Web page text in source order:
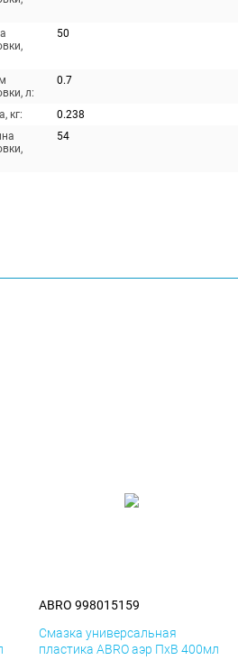
50
л:
0.7
кг:
0.238
54
ABRO 998015159
Смазка универсальная
пластика ABRO аэр ПхВ 400мл